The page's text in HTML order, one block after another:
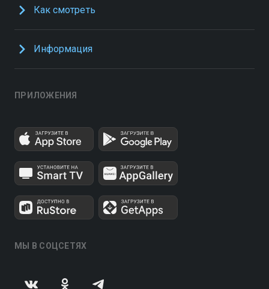
Как смотреть
Информация
ПРИЛОЖЕНИЯ
МЫ В СОЦСЕТЯХ